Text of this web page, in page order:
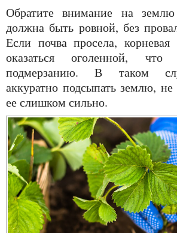
Обратите внимание на землю вокруг. Она
должна быть ровной, без
Если почва просела,
оказаться оголенной,
подмерзанию. В таком
аккуратно подсыпать землю, не
ее слишком сильно.